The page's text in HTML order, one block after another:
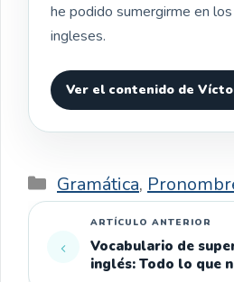
he podido sumergirme en
ingleses.
Ver el contenido de
Categorías
Gramática,
Vocabulario de
inglés: Todo lo que